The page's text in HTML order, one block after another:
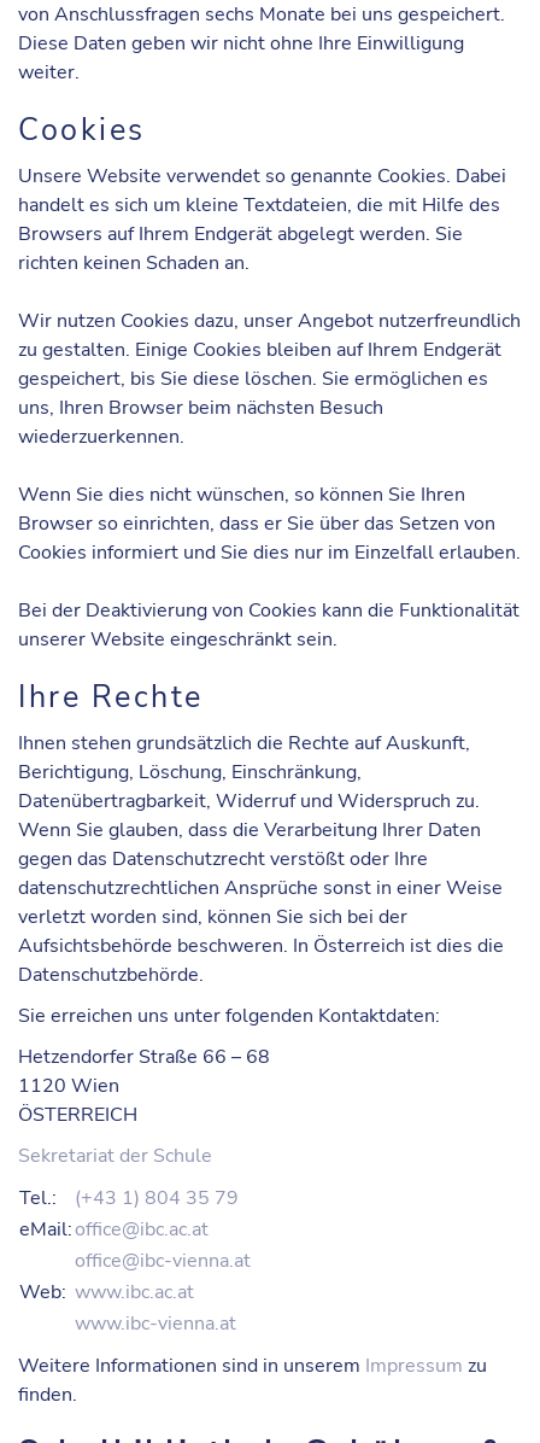
von Anschlussfragen sechs Monate bei uns gespeichert.
Diese Daten geben wir nicht ohne Ihre Einwilligung
weiter.
Cookies
Unsere Website verwendet so genannte Cookies. Dabei
handelt es sich um kleine Textdateien, die mit Hilfe des
Browsers auf Ihrem Endgerät abgelegt werden. Sie
richten keinen Schaden an.
Wir nutzen Cookies dazu, unser Angebot nutzerfreundlich
zu gestalten. Einige Cookies bleiben auf Ihrem Endgerät
gespeichert, bis Sie diese löschen. Sie ermöglichen es
uns, Ihren Browser beim nächsten Besuch
wiederzuerkennen.
Wenn Sie dies nicht wünschen, so können Sie Ihren
Browser so einrichten, dass er Sie über das Setzen von
Cookies informiert und Sie dies nur im Einzelfall erlauben.
Bei der Deaktivierung von Cookies kann die Funktionalität
unserer Website eingeschränkt sein.
Ihre Rechte
Ihnen stehen grundsätzlich die Rechte auf Auskunft,
Berichtigung, Löschung, Einschränkung,
Datenübertragbarkeit, Widerruf und Widerspruch zu.
Wenn Sie glauben, dass die Verarbeitung Ihrer Daten
gegen das Datenschutzrecht verstößt oder Ihre
datenschutzrechtlichen Ansprüche sonst in einer Weise
verletzt worden sind, können Sie sich bei der
Aufsichtsbehörde beschweren. In Österreich ist dies die
Datenschutzbehörde.
Sie erreichen uns unter folgenden Kontaktdaten:
Hetzendorfer Straße 66 – 68
1120 Wien
ÖSTERREICH
Sekretariat der Schule
Tel.:
(+43 1) 804 35 79
eMail:office@ibc.ac.at
office@ibc-vienna.at
Web: www.ibc.ac.at
www.ibc-vienna.at
Weitere Informationen sind in unserem Impressum zu
finden.